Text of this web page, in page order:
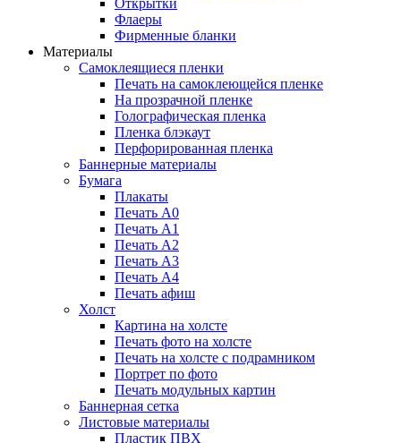
Открытки
Флаеры
Фирменные бланки
Материалы
Самоклеящиеся пленки
Печать на самоклеющейся пленке
На прозрачной пленке
Голографическая пленка
Пленка блэкаут
Перфорированная пленка
Баннерные материалы
Бумага
Плакаты
Печать А0
Печать А1
Печать А2
Печать А3
Печать А4
Печать афиш
Холст
Картина на холсте
Печать фото на холсте
Печать на холсте с подрамником
Портрет по фото
Печать модульных картин
Баннерная сетка
Листовые материалы
Пластик ПВХ